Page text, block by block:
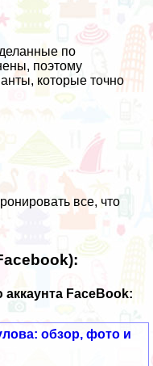
по
поэтому
которые точно
все, что
FaceBook:
обзор, фото и